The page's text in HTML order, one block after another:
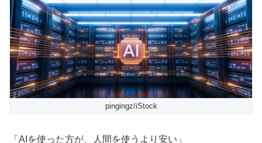
pingingz/iStock
「AIを使った方が、人間を使うより安い」